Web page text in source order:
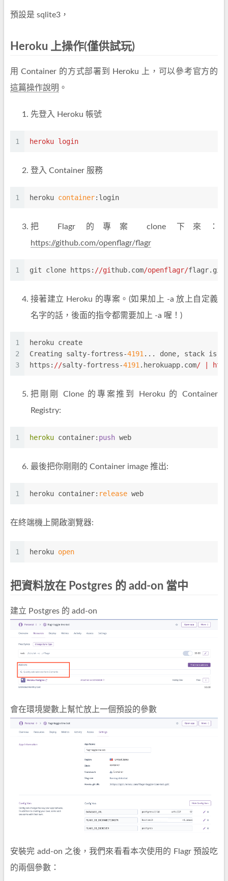
預設是 sqlite3，
Heroku 上操作(僅供試玩)
用 Container 的方式部署到 Heroku 上，可以參考官方的
這篇操作說明 。
先登入 Heroku 帳號
1 heroku login
登入 Container 服務
1 heroku container:login
把 Flagr 的專案 clone 下來：
https://github.com/openflagr/flagr
1 git clone https: //gi thub.com/openflagr/flagr.git
接著建立 Heroku 的專案。(如果加上 -a 放上自定義
名字的話，後面的指令都需要加上 -a 喔！)
1
2
3
heroku create
Creating salty-fortress-4191 ... done, stack is
https: //salty-fortress-4191 .herokuapp.com/ |
把剛剛 Clone 的專案推到 Heroku 的 Container
Registry:
1 heroku container: push web
最後把你剛剛的 Container image 推出:
1 heroku container: release web
在終端機上開啟瀏覽器:
1 heroku open
把資料放在 Postgres 的 add-on 當中
建立 Postgres 的 add-on
會在環境變數上幫忙放上一個預設的參數
安裝完 add-on 之後，我們來看看本次使用的 Flagr 預設吃
的兩個參數：